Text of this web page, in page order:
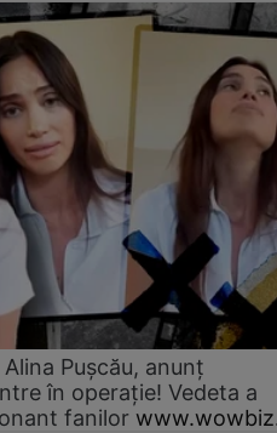
Pușcău, anunț
în operație! Vedeta a
fanilor